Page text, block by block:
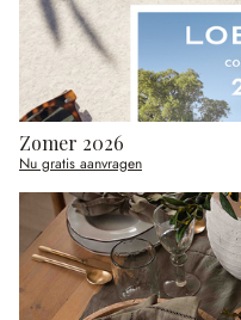
Zomer 2026
Nu gratis aanvragen